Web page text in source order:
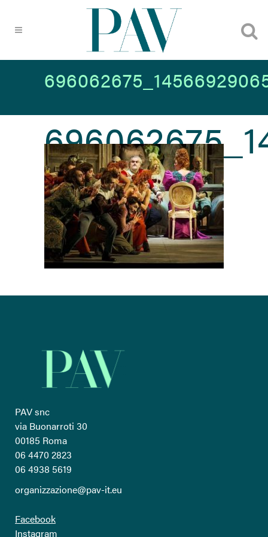
PAV snc
via Buonarroti 30
00185 Roma
06 4470 2823
06 4938 5619
organizzazione@pav-it.eu
Facebook
Instagram